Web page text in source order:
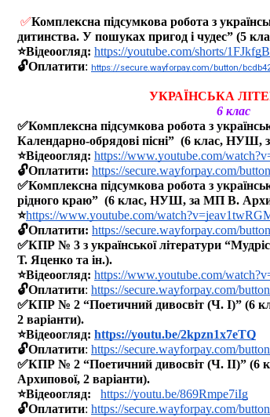
✅Комплексна підсумкова робота з
дитинства. У пошуках пригод і чудес” (5
⭐️Відеоогляд: https://youtube.com/shorts/
🔓Оплатити: https://secure.wayforpay.com/button/
УКРАЇНСЬКА
6 клас
✅Комплексна підсумкова робота з
Календарно-обрядові пісні”  (6 клас,
⭐️Відеоогляд: https://www.youtube.com/
🔓Оплатити: https://secure.wayforpay.com/
✅Комплексна підсумкова робота з
рідного краю”  (6 клас, НУШ, за МП В.
⭐️https://www.youtube.com/
🔓Оплатити: https://secure.wayforpay.com/
✅КПР № 3 з української літератури
Т. Яценко та ін.).
⭐️Відеоогляд: https://www.youtube.com/
🔓Оплатити: https://secure.wayforpay.com/
✅КПР № 2 “Поетичний дивосвіт (Ч. І)” (6
2 варіанти).
⭐️Відеоогляд: https://youtu.be/2kpzn1x7eTQ
🔓Оплатити: https://secure.wayforpay.com/
✅КПР № 2 “Поетичний дивосвіт (Ч. ІІ)”
Архипової, 2 варіанти).
⭐️Відеоогляд:
https://youtu.be/869Rmpe7iIg
🔓Оплатити: https://secure.wayforpay.com/